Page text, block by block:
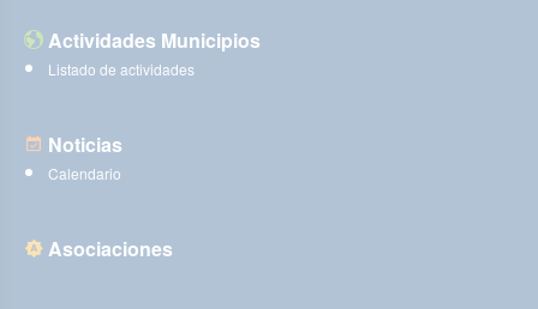
Actividades Municipios
Listado de actividades
Noticias
Calendario
Asociaciones